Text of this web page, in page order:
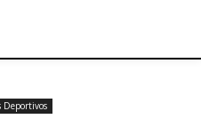
Deportivos